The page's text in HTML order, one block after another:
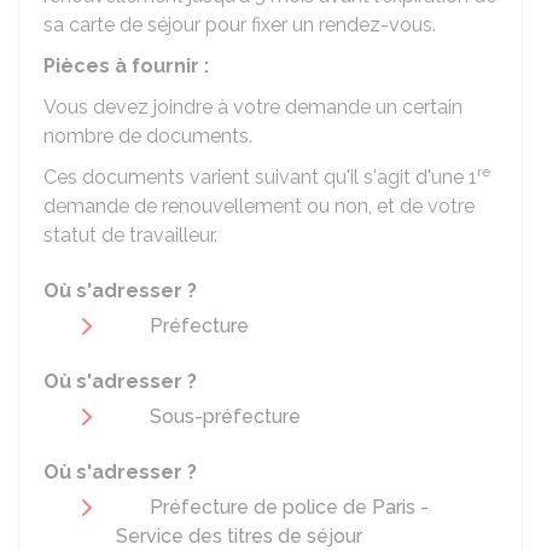
sa carte de séjour pour fixer un rendez-vous.
Pièces à fournir :
Vous devez joindre à votre demande un certain
nombre de documents.
Ces documents varient suivant qu'il s'agit d'une 1re
demande de renouvellement ou non, et de votre
statut de travailleur.
Où s'adresser ?
Préfecture
Où s'adresser ?
Sous-préfecture
Où s'adresser ?
Préfecture de police de Paris -
Service des titres de séjour